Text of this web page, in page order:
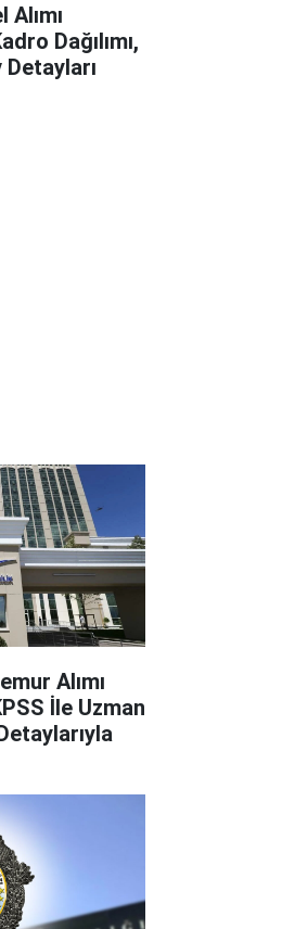
Dağılımı,
Alımı
İle Uzman